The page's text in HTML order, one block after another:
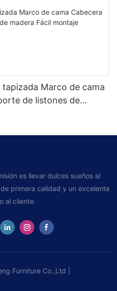
Marco de cama
de listones de
es llevar dulces sueños al
primera calidad y un excelente
al cliente.
Furniture Co.,Ltd |